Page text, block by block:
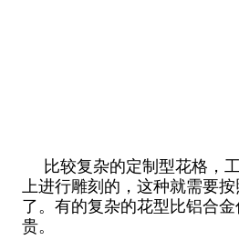
比较复杂的定制型花格，
上进行雕刻的，这种就需要
了。有的复杂的花型比铝合
贵。